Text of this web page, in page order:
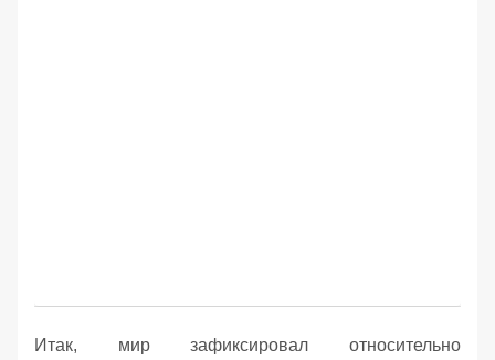
Итак, мир зафиксировал относительно